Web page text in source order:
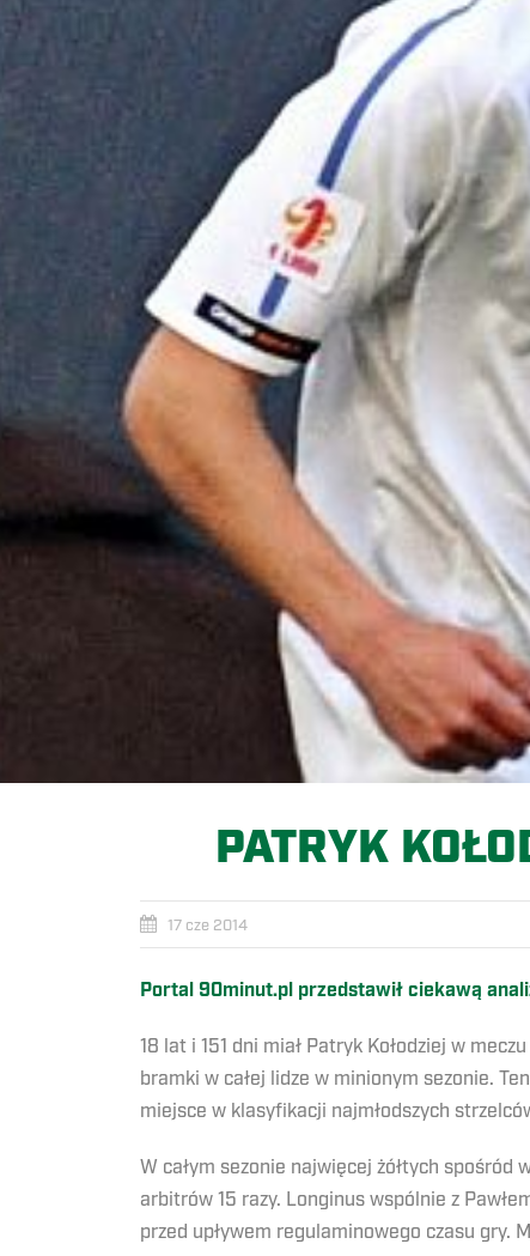
PATRYK
17 cze 2014
Portal 90minut.pl przedstawił ciekawą
18 lat i 151 dni miał Patryk Kołodziej w
bramki w całej lidze w minionym sezonie.
miejsce w klasyfikacji najmłodszych
W całym sezonie najwięcej żółtych spośród
arbitrów 15 razy. Longinus wspólnie z
przed upływem regulaminowego czasu gry.